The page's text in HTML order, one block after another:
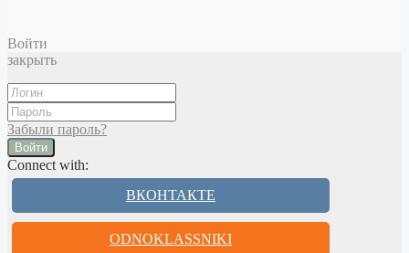
Войти
закрыть
Забыли пароль?
Войти
Connect with:
ВКОНТАКТЕ
ODNOKLASSNIKI